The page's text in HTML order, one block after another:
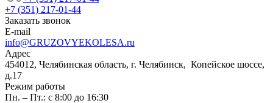
+7 (351) 217-01-44
Заказать звонок
E-mail
info@GRUZOVYEKOLESA.ru
Адрес
454012, Челябинская область, г. Челябинск, Копейское шоссе,
д.17
Режим работы
Пн. – Пт.: с 8:00 до 16:30